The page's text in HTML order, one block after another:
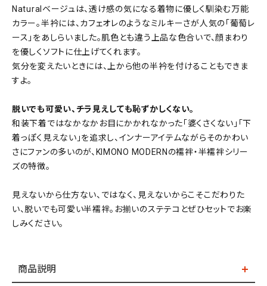
Naturalベージュは、透け感の気になる着物に優しく馴染む万能
カラー。半衿には、カフェオレのようなミルキーさが人気の「葡萄レ
ース」をあしらいました。肌色とも違う上品な色合いで、顔まわり
を優しくソフトに仕上げてくれます。
気分を変えたいときには、上から他の半衿を付けることもできま
すよ。
脱いでも可愛い、チラ見えしても恥ずかしくない。
和装下着ではなかなかお目にかかれなかった「婆くさくない」「下
着っぽく見えない」を追求し、インナーアイテムながらそのかわい
さにファンの多いのが、KIMONO MODERNの襦袢・半襦袢シリー
ズの特徴。
見えないから仕方ない、ではなく、見えないからこそこだわりた
い、脱いでも可愛い半襦袢。お揃いのステテコとぜひセットでお楽
しみください。
商品説明